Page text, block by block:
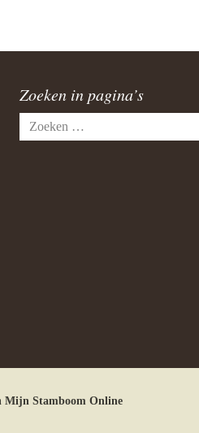
Zoeken in pagina’s
Zoeken
naar:
Mijn Stamboom Online